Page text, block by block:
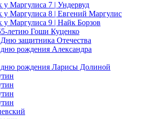
у Маргулиса 7 | Ундервуд
у Маргулиса 8 | Евгений Маргулис
у Маргулиса 9 | Найк Борзов
летию Гоши Куценко
защитника Отечества
рождения Александра
дню рождения Ларисы Долиной